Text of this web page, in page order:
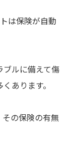
は保険が自動
ブルに備えて傷
あります。
その保険の有無